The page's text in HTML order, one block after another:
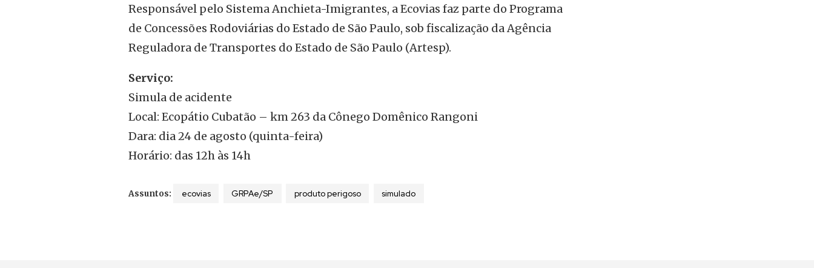
Responsável pelo Sistema Anchieta-Imigrantes, a Ecovias faz parte do Programa
de Concessões Rodoviárias do Estado de São Paulo, sob fiscalização da Agência
Reguladora de Transportes do Estado de São Paulo (Artesp).
Serviço:
Simula de acidente
Local: Ecopátio Cubatão – km 263 da Cônego Domênico Rangoni
Dara: dia 24 de agosto (quinta-feira)
Horário: das 12h às 14h
Assuntos: ecovias GRPAe/SP produto perigoso simulado